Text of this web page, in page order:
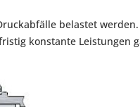
belastet werden.
konstante Leistungen